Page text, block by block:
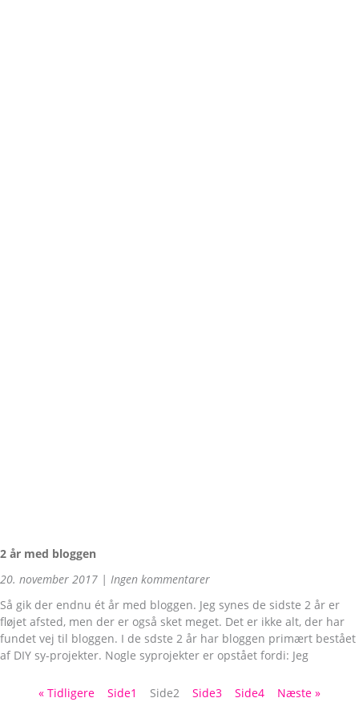
2 år med bloggen
20. november 2017
Ingen kommentarer
Så gik der endnu ét år med bloggen. Jeg synes de sidste 2 år er
fløjet afsted, men der er også sket meget. Det er ikke alt, der har
fundet vej til bloggen. I de sdste 2 år har bloggen primært bestået
af DIY sy-projekter. Nogle syprojekter er opstået fordi: Jeg
« Tidligere Side1 Side2 Side3 Side4 Næste »